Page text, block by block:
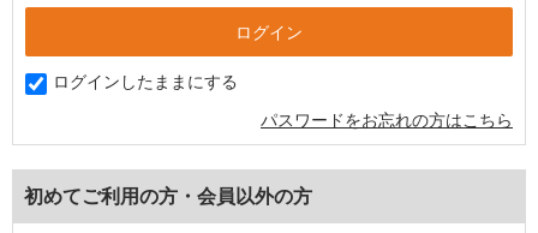
ログインしたままにする
パスワードをお忘れの方はこちら
初めてご利用の方・会員以外の方